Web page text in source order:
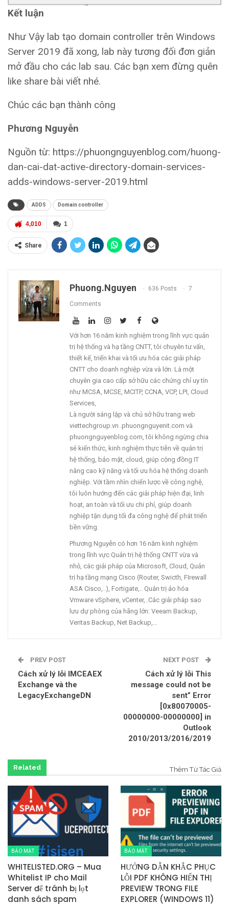
Kết luận
Như Vậy lab tạo domain controller trên Windows
Server 2019 đã xong, lab này tương đối đơn giản
mở đầu cho các lab sau. Các bạn xem đừng quên
like share bài viết nhé.
Chúc các bạn thành công
Phương Nguyễn
Nguồn từ: https://phuongnguyenblog.com/huong-
dan-cai-dat-active-directory-domain-services-
adds-windows-server-2019.html
ADDS Domain controller
1
4,010
Share
Phuong.nguyen 636 Posts 7
Comments
Với hơn 16 năm kinh nghiệm trong lĩnh vực quản
trị hệ thống và hạ tầng CNTT, tôi chuyên tư vấn,
thiết kế, triển khai và tối ưu hóa các giải pháp
CNTT cho doanh nghiệp vừa và lớn. Là một
chuyên gia cao cấp sở hữu các chứng chỉ uy tín
như MCSA, MCSE, MCITP, CCNA, VCP, LPI, Cloud
Services,
Là người sáng lập và chủ sở hữu trang web
viettechgroup.vn .phuongnguyenit.com và
phuongnguyenblog.com, tôi không ngừng chia
sẻ kiến thức, kinh nghiệm thực tiễn về quản trị
hệ thống, bảo mật, cloud, giúp cộng đồng IT
nâng cao kỹ năng và tối ưu hóa hệ thống doanh
nghiệp. Với tầm nhìn chiến lược về công nghệ,
tôi luôn hướng đến các giải pháp hiện đại, linh
hoạt, an toàn và tối ưu chi phí, giúp doanh
nghiệp tận dụng tối đa công nghệ để phát triển
bền vững.
Phương Nguyễn có hơn 16 năm kinh nghiệm
trong lĩnh vực Quản trị hệ thống CNTT vừa và
nhỏ, các giải pháp của Microsoft, Cloud, Quản
trị hạ tầng mạng Cisco (Router, Swicth, FIrewall
ASA Cisco,..), Fortigate,.. Quản trị ảo hóa
Vmware vSphere, vCenter,..Các giải pháp sao
lưu dự phòng của hãng lớn: Veeam Backup,
Veritas Backup, Net Backup,…
PREV POST
Cách xử lý lỗi IMCEAEX
Exchange và the
LegacyExchangeDN
NEXT POST
Cách xử lý lỗi This
message could not be
sent” Error
[0x80070005-
00000000-00000000] in
Outlook
2010/2013/2016/2019
Related Thêm Từ Tác Giả
BẢO MẬT
WHITELISTED.ORG – Mua
Whitelist IP cho Mail
Server để tránh bị lọt
danh sách spam
BẢO MẬT
HƯỚNG DẪN KHẮC PHỤC
LỖI PDF KHÔNG HIỂN THỊ
PREVIEW TRONG FILE
EXPLORER (WINDOWS 11)